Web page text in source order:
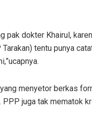
dokter Khairul,
tentu punya
menyetor berkas
juga tak mematok